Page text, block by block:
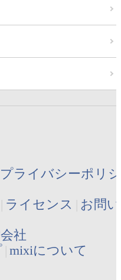
プライバシーポリ
ライセンス お問
社
mixiについて